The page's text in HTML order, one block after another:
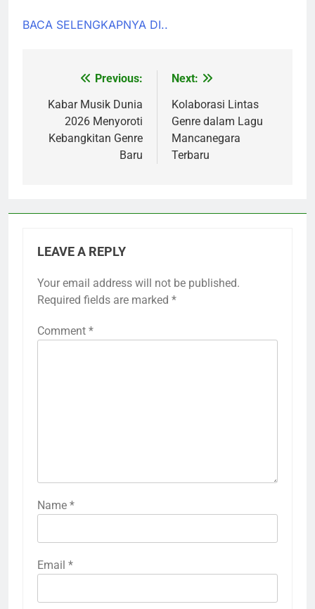
BACA SELENGKAPNYA DI..
navigation
Previous:
Kabar Musik Dunia
2026 Menyoroti
Kebangkitan Genre
Baru
Next:
Kolaborasi Lintas
Genre dalam Lagu
Mancanegara
Terbaru
LEAVE A REPLY
Your email address will not be published.
Required fields are marked *
Comment *
Name *
Email *